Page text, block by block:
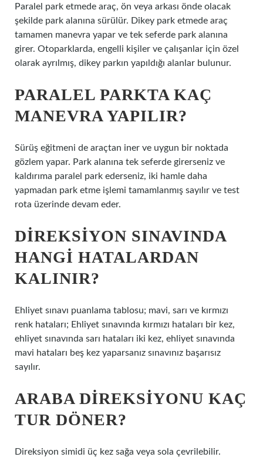
Paralel park etmede araç, ön veya arkası önde olacak
şekilde park alanına sürülür. Dikey park etmede araç
tamamen manevra yapar ve tek seferde park alanına
girer. Otoparklarda, engelli kişiler ve çalışanlar için özel
olarak ayrılmış, dikey parkın yapıldığı alanlar bulunur.
PARALEL PARKTA KAÇ
MANEVRA YAPILIR?
Sürüş eğitmeni de araçtan iner ve uygun bir noktada
gözlem yapar. Park alanına tek seferde girerseniz ve
kaldırıma paralel park ederseniz, iki hamle daha
yapmadan park etme işlemi tamamlanmış sayılır ve test
rota üzerinde devam eder.
DIREKSIYON SINAVINDA
HANGI HATALARDAN
KALINIR?
Ehliyet sınavı puanlama tablosu; mavi, sarı ve kırmızı
renk hataları; Ehliyet sınavında kırmızı hataları bir kez,
ehliyet sınavında sarı hataları iki kez, ehliyet sınavında
mavi hataları beş kez yaparsanız sınavınız başarısız
sayılır.
ARABA DIREKSIYONU KAÇ
TUR DÖNER?
Direksiyon simidi üç kez sağa veya sola çevrilebilir.